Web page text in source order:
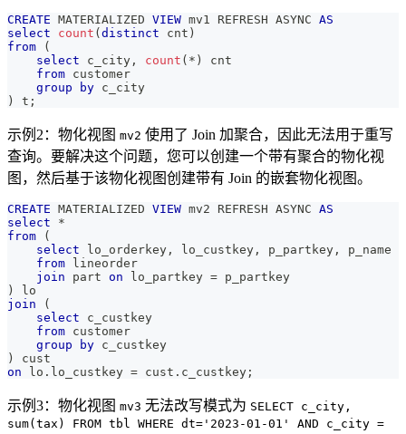
CREATE MATERIALIZED VIEW mv1 REFRESH ASYNC AS
select
count ( distinct cnt )
from
(
select c_city , count ( * )
cnt
from customer
group
by c_city
)
t ;
示例2：物化视图 mv2 使用了 Join 加聚合，因此无法用于重写
查询。要解决这个问题，您可以创建一个带有聚合的物化视
图，然后基于该物化视图创建带有 Join 的嵌套物化视图。
CREATE MATERIALIZED VIEW mv2 REFRESH ASYNC AS
select
*
from
(
select lo_orderkey , lo_custkey , p_partkey ,
p_name
from lineorder
join part on lo_partkey = p_partkey
)
lo
join
(
select c_custkey
from customer
group
by c_custkey
)
cust
on lo . lo_custkey = cust . c_custkey ;
示例3：物化视图 mv3 无法改写模式为 SELECT c_city,
sum(tax) FROM tbl WHERE dt='2023-01-01' AND c_city =